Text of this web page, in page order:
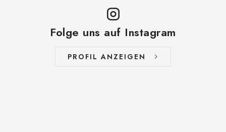
Folge uns auf Instagram
PROFIL ANZEIGEN